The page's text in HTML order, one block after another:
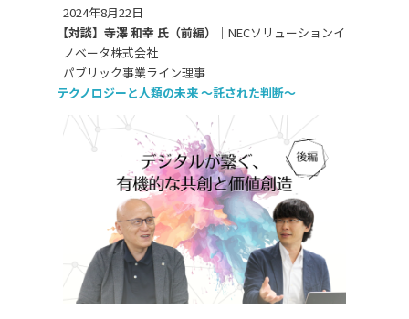
2024年8月22日
【対談】寺澤 和幸 氏（前編）｜NECソリューションイ
ノベータ株式会社
パブリック事業ライン理事
テクノロジーと人類の未来 ～託された判断～